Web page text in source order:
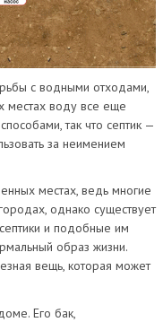
с водными отходами,
местах воду все еще
так что септик —
за неимением
местах, ведь многие
однако существует
и подобные им
образ жизни.
вещь, которая может
Его бак,